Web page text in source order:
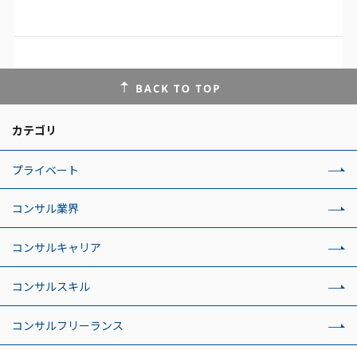
カテゴリ
プライベート
コンサル業界
コンサルキャリア
コンサルスキル
コンサルフリーランス